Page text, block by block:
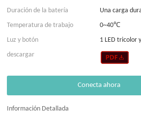
Duración de la batería
Una carga
Temperatura de trabajo
0~40℃
Luz y botón
1 LED tricolor
descargar
Conecta ahora
Información Detallada